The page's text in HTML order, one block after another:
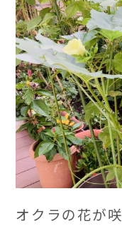
オクラの花が